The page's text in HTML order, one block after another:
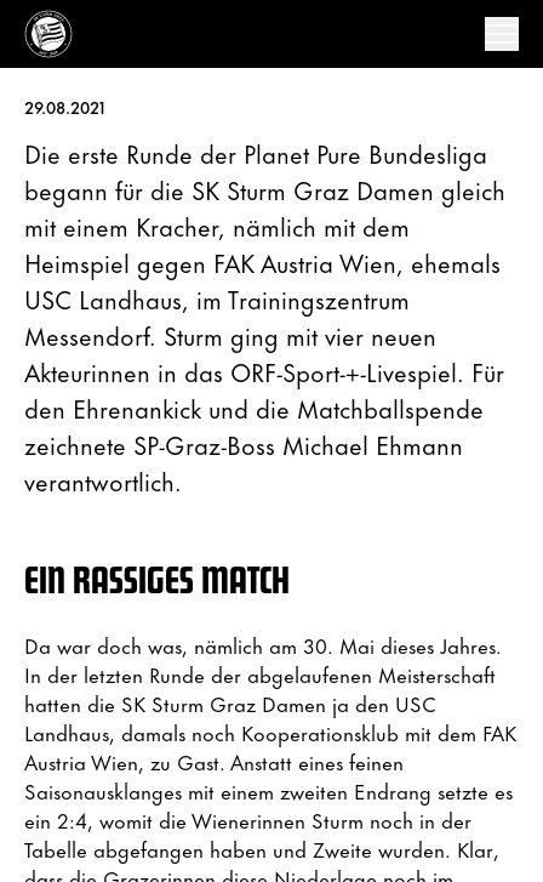
29.08.2021
Die erste Runde der Planet Pure Bundesliga
begann für die SK Sturm Graz Damen gleich
mit einem Kracher, nämlich mit dem
Heimspiel gegen FAK Austria Wien, ehemals
USC Landhaus, im Trainingszentrum
Messendorf. Sturm ging mit vier neuen
Akteurinnen in das ORF-Sport-+-Livespiel. Für
den Ehrenankick und die Matchballspende
zeichnete SP-Graz-Boss Michael Ehmann
verantwortlich.
EIN RASSIGES MATCH
Da war doch was, nämlich am 30. Mai dieses Jahres.
In der letzten Runde der abgelaufenen Meisterschaft
hatten die SK Sturm Graz Damen ja den USC
Landhaus, damals noch Kooperationsklub mit dem FAK
Austria Wien, zu Gast. Anstatt eines feinen
Saisonausklanges mit einem zweiten Endrang setzte es
ein 2:4, womit die Wienerinnen Sturm noch in der
Tabelle abgefangen haben und Zweite wurden. Klar,